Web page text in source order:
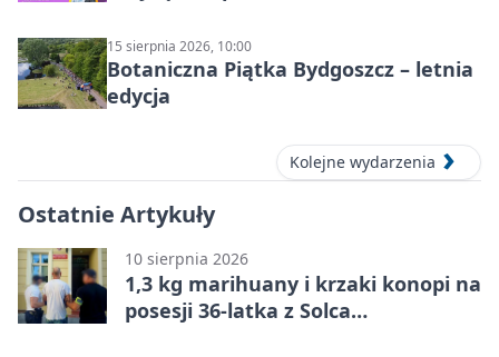
15 sierpnia 2026, 10:00
Botaniczna Piątka Bydgoszcz – letnia
edycja
Kolejne wydarzenia
Ostatnie Artykuły
10 sierpnia 2026
1,3 kg marihuany i krzaki konopi na
posesji 36-latka z Solca